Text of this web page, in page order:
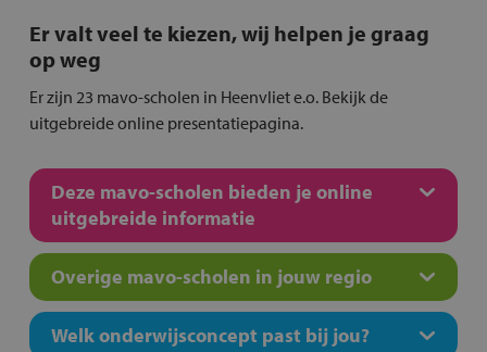
Er valt veel te kiezen, wij helpen je graag
op weg
Er zijn 23 mavo-scholen in Heenvliet e.o. Bekijk de
uitgebreide online presentatiepagina.
Deze mavo-scholen bieden je online
uitgebreide informatie
Overige mavo-scholen in jouw regio
Welk onderwijsconcept past bij jou?